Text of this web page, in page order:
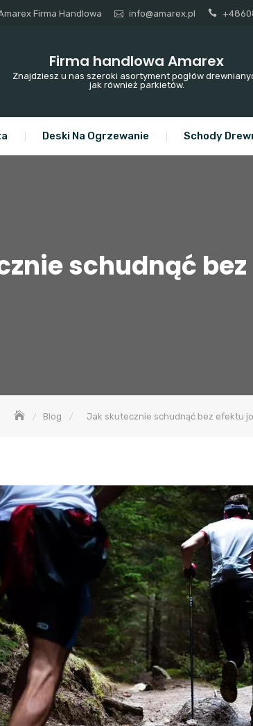
Firma Handlowa info@amarex.pl
Firma handlowa Amarex
Znajdziesz u nas szeroki asortyment pogłów
jak również parkietów.
Deski Na Ogrzewanie Schody
schudnąć
Blog Jak skutecznie schudnąć bez efektu